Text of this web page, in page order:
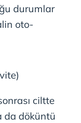
durumlar
oto-
ciltte
da döküntü